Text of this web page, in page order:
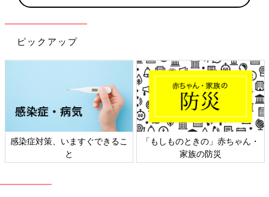
ピックアップ
感染症対策、いますぐできるこ
と
「もしものときの」赤ちゃん・
家族の防災